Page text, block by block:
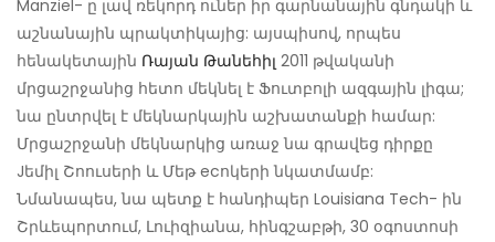
Manziel- ը լավ ռեկորդ ուներ իր գարնանային գնդակի և
աշնանային պրակտիկայից: այսպիսով, որպես
հենակետային Ռայան Թանեհիլ 2011 թվականի
մրցաշրջանից հետո մեկնել է Ֆուտբոլի ազգային լիգա;
նա ընտրվել է մեկնարկային աշխատանքի համար:
Մրցաշրջանի մեկնարկից առաջ նա գրավեց դիրքը
Jեմիլ Շոուսերի և Մեթ ecոկերի նկատմամբ:
Նմանապես, նա պետք է հանդիպեր Louisiana Tech- ին
Շրևեպորտում, Լուիզիանա, հինգշաբթի, 30 օգոստոսի